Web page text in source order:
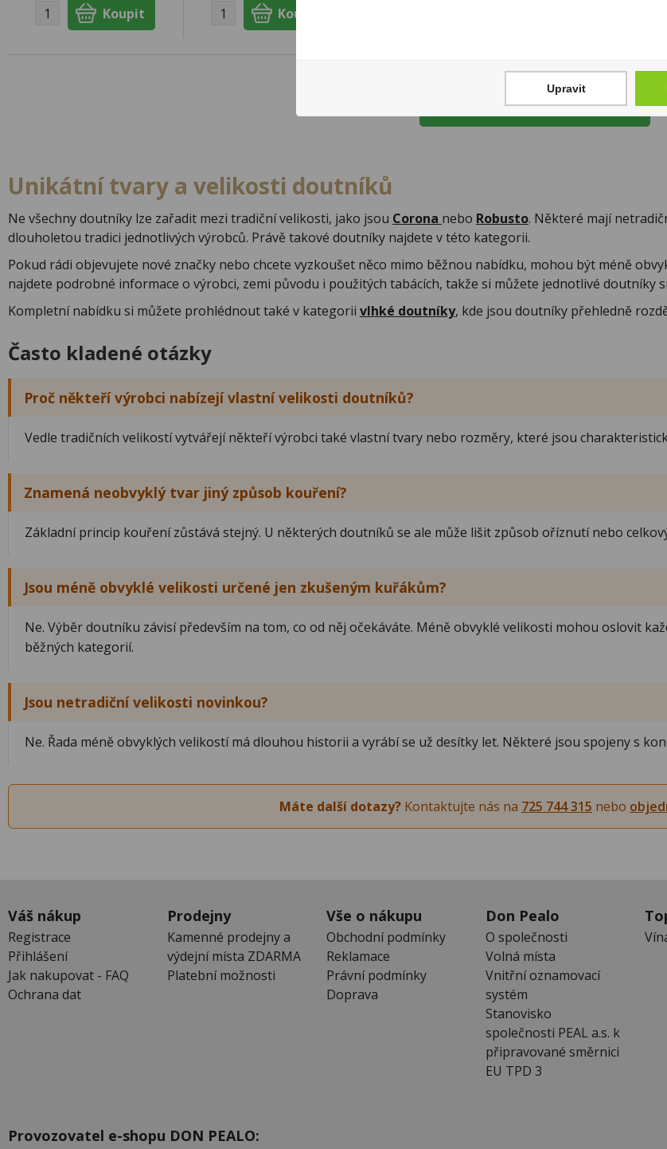
Další strana
Unikátní tvary a velikosti doutníků
Ne všechny doutníky lze zařadit mezi tradiční velikosti, jako jsou Corona nebo Robusto. Některé mají
dlouholetou tradici jednotlivých výrobců. Právě takové doutníky najdete v této kategorii.
Pokud rádi objevujete nové značky nebo chcete vyzkoušet něco mimo běžnou nabídku, mohou být méně
najdete podrobné informace o výrobci, zemi původu i použitých tabácích, takže si můžete jednotlivé
Kompletní nabídku si můžete prohlédnout také v kategorii vlhké doutníky, kde jsou doutníky přehledně
Často kladené otázky
Proč někteří výrobci nabízejí vlastní velikosti doutníků?
Vedle tradičních velikostí vytvářejí někteří výrobci také vlastní tvary nebo rozměry, které jsou
Znamená neobvyklý tvar jiný způsob kouření?
Základní princip kouření zůstává stejný. U některých doutníků se ale může lišit způsob oříznutí nebo
Jsou méně obvyklé velikosti určené jen zkušeným kuřákům?
Ne. Výběr doutníku závisí především na tom, co od něj očekáváte. Méně obvyklé velikosti mohou oslovit
běžných kategorií.
Jsou netradiční velikosti novinkou?
Ne. Řada méně obvyklých velikostí má dlouhou historii a vyrábí se už desítky let. Některé jsou spojeny s
Máte další dotazy? Kontaktujte nás na 725 744 315 nebo
Váš nákup
Registrace
Přihlášení
Jak nakupovat - FAQ
Ochrana dat
Prodejny
Kamenné prodejny a
výdejní místa ZDARMA
Platební možnosti
Vše o nákupu
Obchodní podmínky
Reklamace
Právní podmínky
Doprava
Don Pealo
O společnosti
Volná místa
Vnitřní oznamovací
systém
Stanovisko
společnosti PEAL a.s. k
připravované směrnici
EU TPD 3
Provozovatel e-shopu DON PEALO:
Upravit